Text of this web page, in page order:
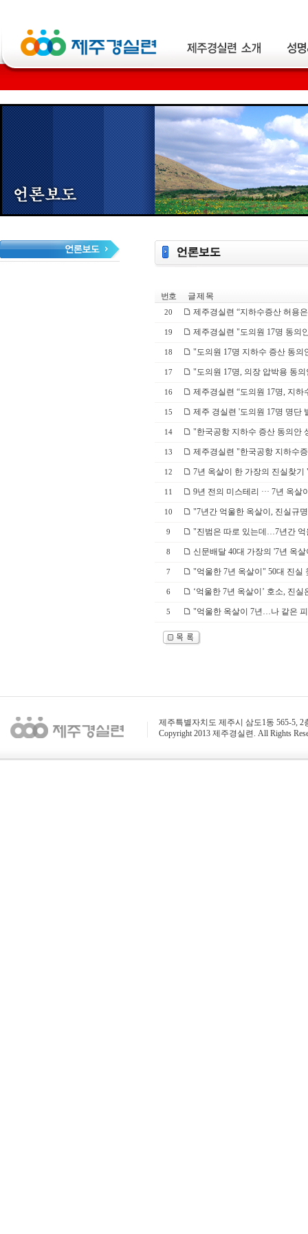
번호 글 제 목
20 제주경실련 “지하수증산 허용
19 제주경실련 "도의원 17명 동의
18 "도의원 17명 지하수 증산 동
17 "도의원 17명, 의장 압박용 동
16 제주경실련 “도의원 17명, 지하
15 제주 경실련 '도의원 17명 명단
14 "한국공항 지하수 증산 동의안
13 제주경실련 "한국공항 지하수
12 7년 옥살이 한 가장의 진실찾
11 9년 전의 미스테리 ··· 7년 옥
10 "7년간 억울한 옥살이, 진실규
9 "진범은 따로 있는데…7년간
8 신문배달 40대 가장의 '7년 옥
7 "억울한 7년 옥살이" 50대 진실
6 ‘억울한 7년 옥살이’ 호소, 진실
5 "억울한 옥살이 7년…나 같은
제주특별자치도 제주시 삼도1동 565-5, 2
Copyright 2013 제주경실련. All Rights